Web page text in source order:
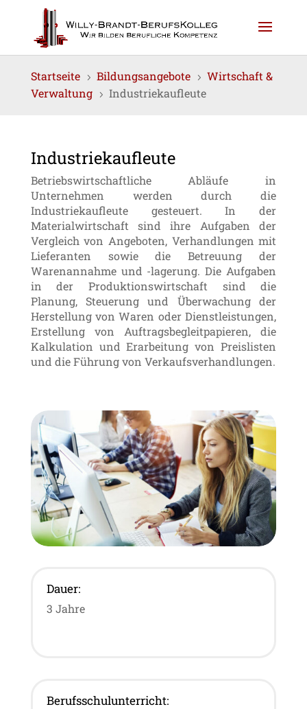
Startseite 5 Bildungsangebote 5 Wirtschaft &
Verwaltung
5 Industriekaufleute
Industriekaufleute
Betriebswirtschaftliche Abläufe in
Unternehmen werden durch die
Industriekaufleute gesteuert. In der
Materialwirtschaft sind ihre Aufgaben der
Vergleich von Angeboten, Verhandlungen mit
Lieferanten sowie die Betreuung der
Warenannahme und -lagerung. Die Aufgaben
in der Produktionswirtschaft sind die
Planung, Steuerung und Überwachung der
Herstellung von Waren oder Dienstleistungen,
Erstellung von Auftragsbegleitpapieren, die
Kalkulation und Erarbeitung von Preislisten
und die Führung von Verkaufsverhandlungen.
Dauer:
3 Jahre
Berufsschulunterricht: